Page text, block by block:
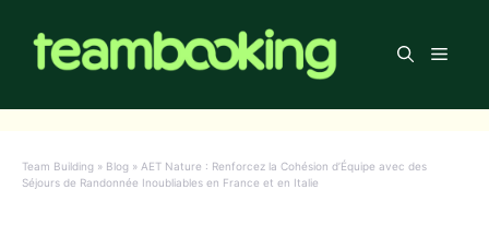
contenu
Menu
Team Building » Blog » AET Nature : Renforcez la Cohésion d’Équipe avec des
Séjours de Randonnée Inoubliables en France et en Italie